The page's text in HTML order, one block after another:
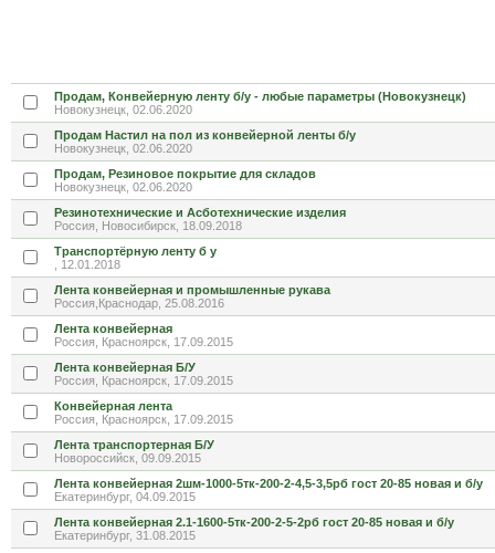
Продам, Конвейерную ленту б/у - любые параметры (Новокузнецк)
Новокузнецк, 02.06.2020
Продам Настил на пол из конвейерной ленты б/у
Новокузнецк, 02.06.2020
Продам, Резиновое покрытие для складов
Новокузнецк, 02.06.2020
Резинотехнические и Асботехнические изделия
Россия, Новосибирск, 18.09.2018
Транспортёрную ленту б у
, 12.01.2018
Лента конвейерная и промышленные рукава
Россия,Краснодар, 25.08.2016
Лента конвейерная
Россия, Красноярск, 17.09.2015
Лента конвейерная Б/У
Россия, Красноярск, 17.09.2015
Конвейерная лента
Россия, Красноярск, 17.09.2015
Лента транспортерная Б/У
Новороссийск, 09.09.2015
Лента конвейерная 2шм-1000-5тк-200-2-4,5-3,5рб гост 20-85 новая и б/у
Екатеринбург, 04.09.2015
Лента конвейерная 2.1-1600-5тк-200-2-5-2рб гост 20-85 новая и б/у
Екатеринбург, 31.08.2015